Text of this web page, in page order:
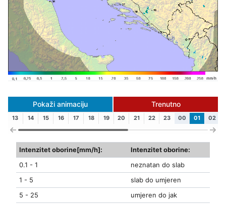
Pokaži animaciju Trenutno
13 14 15 16 17 18 19 20 21 22 23 00 01 02
Intenzitet oborine[mm/h]:
Intenzitet oborine:
0.1 - 1
neznatan do slab
1 - 5
slab do umjeren
5 - 25
umjeren do jak